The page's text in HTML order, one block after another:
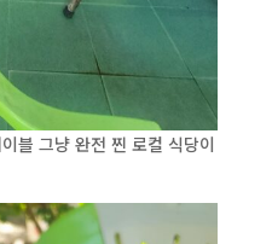
블 그냥 완전 찐 로컬 식당이